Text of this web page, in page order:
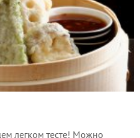
легком тесте! Можно